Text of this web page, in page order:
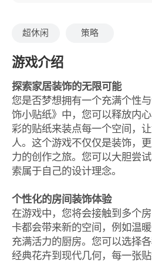
超休闲 策略
游戏介绍
探索家居装饰的无限可能
您是否梦想拥有一个充满个性
饰小贴纸》中，您可以释放内
彩的贴纸来装点每一个空间，
人。这个游戏不仅仅是装饰，
力的创作之旅。您可以大胆尝
索属于自己的设计理念。
个性化的房间装饰体验
在游戏中，您将会接触到多个
卡都会带来新的空间，例如温
充满活力的厨房。您可以选择
经典花卉到现代几何，每一张